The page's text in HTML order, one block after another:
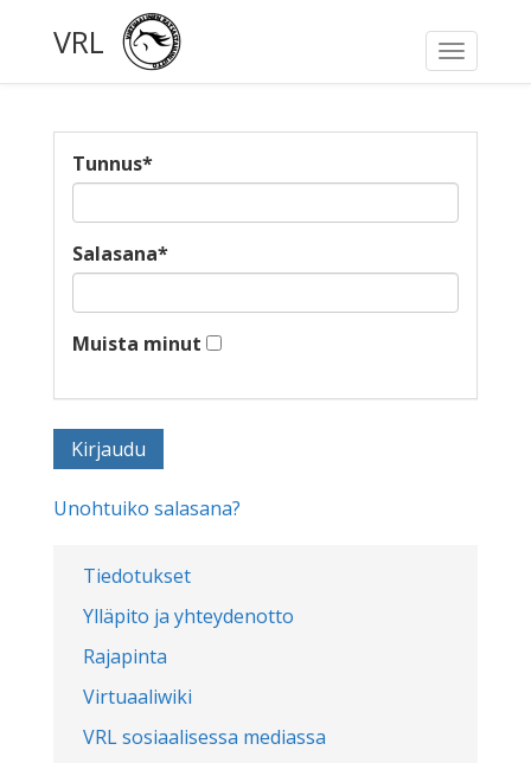
Toggle
VRL
Tiedotukset
Ylläpito ja yhteydenotto
Rajapinta
Virtuaaliwiki
VRL sosiaalisessa mediassa
Tunnus*
Salasana*
Muista minut
Unohtuiko salasana?